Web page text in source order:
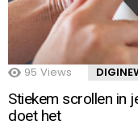
95 Views
Stiekem scrollen in
doet het